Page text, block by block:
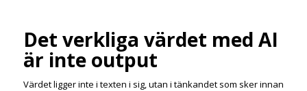
Det verkliga värdet med AI
är inte output
Värdet ligger inte i texten i sig, utan i tänkandet som sker innan